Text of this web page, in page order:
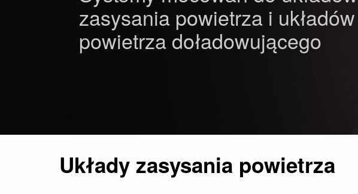
zasysania powietrza i układów
powietrza doładowującego
Układy zasysania powietrza